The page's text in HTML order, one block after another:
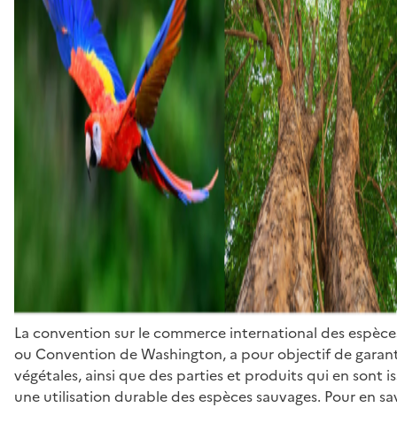
La convention sur le commerce international des
ou Convention de Washington, a pour objectif de
végétales, ainsi que des parties et produits qui en sont
une utilisation durable des espèces sauvages. Pour en